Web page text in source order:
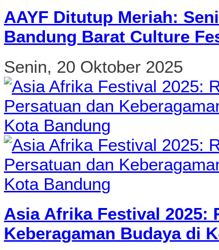
AAYF Ditutup Meriah:
Bandung Barat Culture
Senin, 20 Oktober 2025
Asia Afrika Festival 2025:
Keberagaman Budaya di